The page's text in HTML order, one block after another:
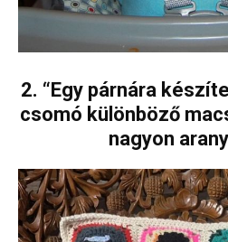
2. “Egy párnára
csomó különböző
nagyon